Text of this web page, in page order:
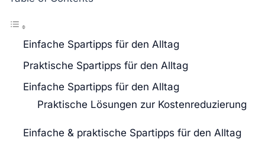
Einfache Spartipps für den Alltag
Praktische Spartipps für den Alltag
Einfache Spartipps für den Alltag
Praktische Lösungen zur Kostenreduzierung
Einfache & praktische Spartipps für den Alltag